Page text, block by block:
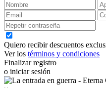
Quiero recibir descuentos
Ver los términos y condiciones
Finalizar registro
o iniciar sesión